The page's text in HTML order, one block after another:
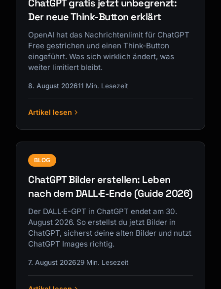
ChatGPT gratis jetzt unbegrenzt:
Der neue Think-Button erklärt
OpenAI hat das Nachrichtenlimit für ChatGPT
Free gestrichen und einen Think-Button
eingeführt. Was sich wirklich ändert, was
weiter limitiert bleibt.
8. August 202611 Min. Lesezeit
Artikel lesen
BLOG
ChatGPT Bilder erstellen: Leben
nach dem DALL·E-Ende (Guide 2026)
Der DALL·E-GPT in ChatGPT endet am 30.
August 2026. So erstellst du jetzt Bilder in
ChatGPT, sicherst deine alten Bilder und nutzt
ChatGPT Images richtig.
7. August 202629 Min. Lesezeit